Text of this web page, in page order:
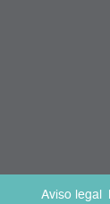
Aviso legal